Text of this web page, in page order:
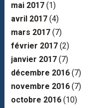
mai 2017(1)
avril 2017(4)
mars 2017(7)
février 2017(2)
janvier 2017(7)
décembre 2016(7)
novembre 2016(7)
octobre 2016(10)